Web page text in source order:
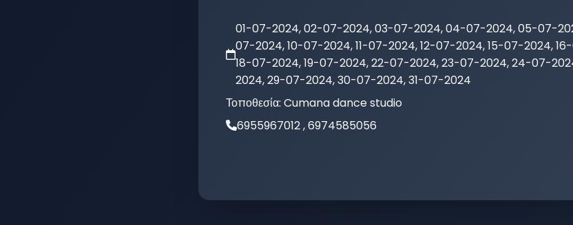
01-07-2024, 02-07-2024, 03-07-2024, 04-07-2024, 05-07-
07-2024, 10-07-2024, 11-07-2024, 12-07-2024, 15-07-2024,
18-07-2024, 19-07-2024, 22-07-2024, 23-07-2024, 24-07-
2024, 29-07-2024, 30-07-2024, 31-07-2024
Τοποθεσία: Cumana dance studio
6955967012 , 6974585056